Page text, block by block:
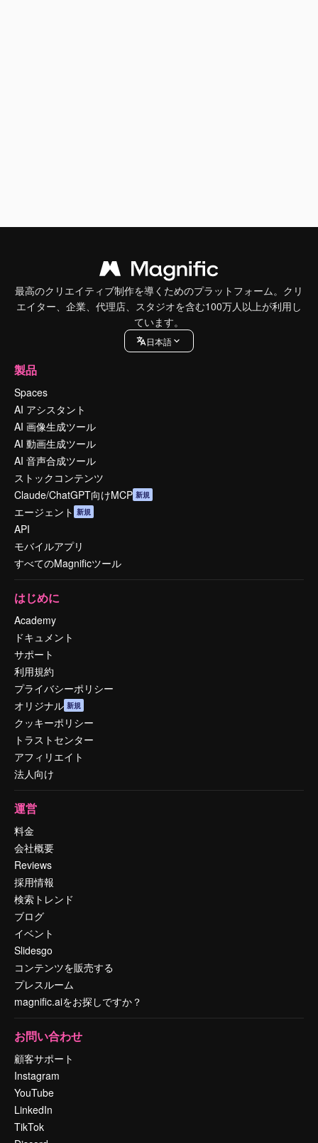
最高のクリエイティブ制作を導くためのプラットフォーム。クリ
エイター、企業、代理店、スタジオを含む100万人以上が利用し
ています。
日本語
製品
Spaces
AI アシスタント
AI 画像生成ツール
AI 動画生成ツール
AI 音声合成ツール
ストックコンテンツ
Claude/ChatGPT向けMCP 新規
エージェント 新規
API
モバイルアプリ
すべてのMagnificツール
はじめに
Academy
ドキュメント
サポート
利用規約
プライバシーポリシー
オリジナル 新規
クッキーポリシー
トラストセンター
アフィリエイト
法人向け
運営
料金
会社概要
Reviews
採用情報
検索トレンド
ブログ
イベント
Slidesgo
コンテンツを販売する
プレスルーム
magnific.aiをお探しですか？
お問い合わせ
顧客サポート
Instagram
YouTube
LinkedIn
TikTok